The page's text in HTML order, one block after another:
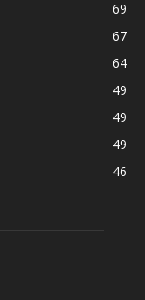
69
67
64
49
49
49
46